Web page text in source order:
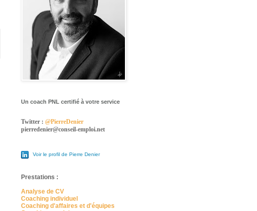
Un coach PNL certifié à votre service
Twitter : @PierreDenier
pierredenier@conseil-emploi.net
Voir le profil de Pierre Denier
Prestations :
Analyse de CV
Coaching individuel
Coaching d'affaires et d'équipes